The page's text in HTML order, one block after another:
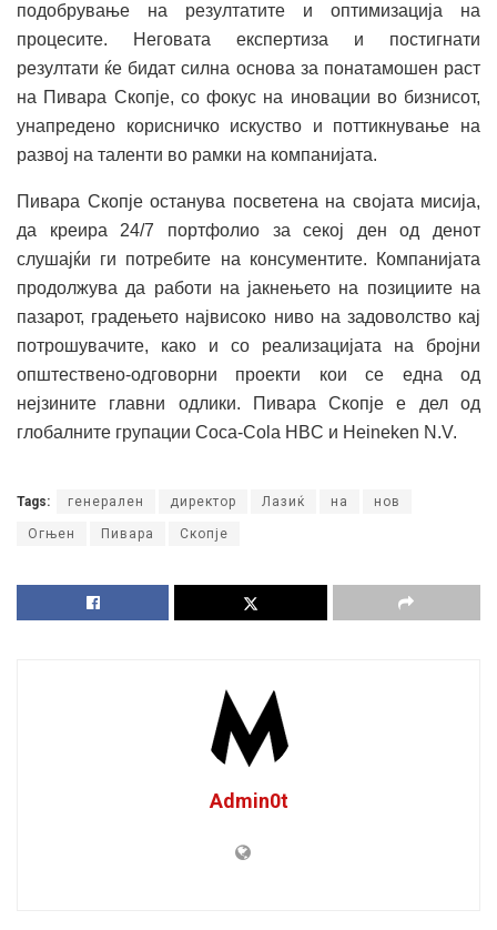
подобрување на резултатите и оптимизација на
процесите. Неговата експертиза и постигнати
резултати ќе бидат силна основа за понатамошен раст
на Пивара Скопје, со фокус на иновации во бизнисот,
унапредено корисничко искуство и поттикнување на
развој на таленти во рамки на компанијата.
Пивара Скопје останува посветена на својата мисија,
да креира 24/7 портфолио за секој ден од денот
слушајќи ги потребите на консументите. Компанијата
продолжува да работи на јакнењето на позициите на
пазарот, градењето највисоко ниво на задоволство кај
потрошувачите, како и со реализацијата на бројни
општествено-одговорни проекти кои се една од
нејзините главни одлики. Пивара Скопје е дел од
глобалните групации Coca-Cola HBC и Heineken N.V.
Tags: генерален директор Лазиќ на нов
Огњен Пивара Скопје
Admin0t